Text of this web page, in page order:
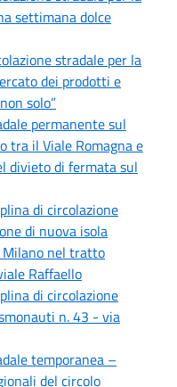
settimana dolce
stradale per la
dei prodotti e
solo”
permanente sul
tra il Viale Romagna e
divieto di fermata sul
di circolazione
di nuova isola
nel tratto
Raffaello
di circolazione
n. 43 - via
temporanea –
del circolo